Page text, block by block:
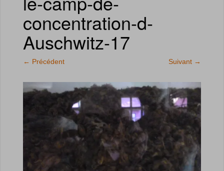
concentration-d-
Auschwitz-17
← Précédent Suivant →